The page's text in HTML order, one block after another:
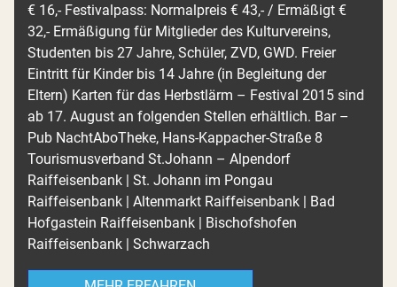
€ 16,- Festivalpass: Normalpreis € 43,- / Ermäßigt €
32,- Ermäßigung für Mitglieder des Kulturvereins,
Studenten bis 27 Jahre, Schüler, ZVD, GWD. Freier
Eintritt für Kinder bis 14 Jahre (in Begleitung der
Eltern) Karten für das Herbstlärm – Festival 2015 sind
ab 17. August an folgenden Stellen erhältlich. Bar –
Pub NachtAboTheke, Hans-Kappacher-Straße 8
Tourismusverband St.Johann – Alpendorf
Raiffeisenbank | St. Johann im Pongau
Raiffeisenbank | Altenmarkt Raiffeisenbank | Bad
Hofgastein Raiffeisenbank | Bischofshofen
Raiffeisenbank | Schwarzach